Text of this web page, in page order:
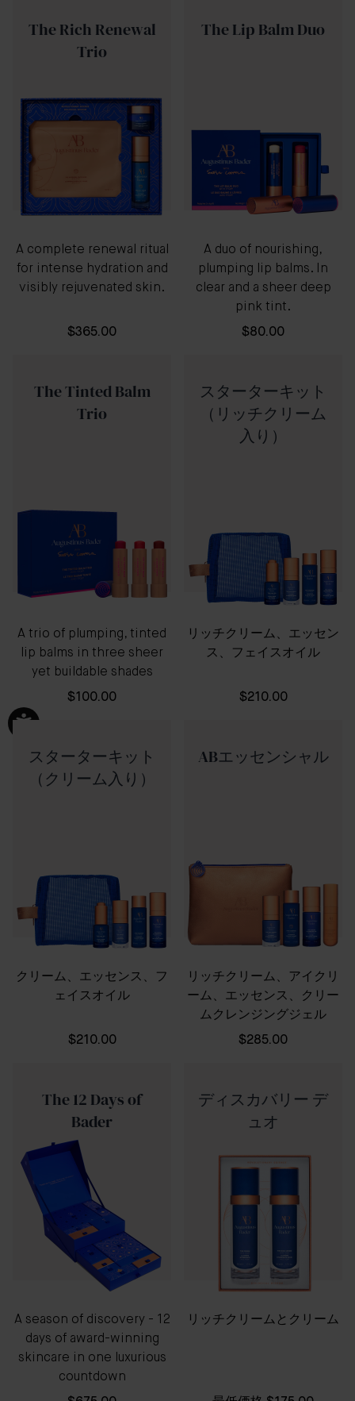
The Rich Renewal
Trio
A complete renewal ritual
for intense hydration and
visibly rejuvenated skin.
$365.00
The Lip Balm Duo
A duo of nourishing,
plumping lip balms. In
clear and a sheer deep
pink tint.
$80.00
The Tinted Balm
Trio
A trio of plumping, tinted
lip balms in three sheer
yet buildable shades
$100.00
スターターキット
（リッチクリーム
入り）
リッチクリーム、エッセン
ス、フェイスオイル
$210.00
スターターキット
（クリーム入り）
クリーム、エッセンス、フ
ェイスオイル
$210.00
ABエッセンシャル
リッチクリーム、アイクリ
ーム、エッセンス、クリー
ムクレンジングジェル
$285.00
The 12 Days of
Bader
A season of discovery - 12
days of award-winning
skincare in one luxurious
countdown
ディスカバリー デ
ュオ
リッチクリームとクリーム